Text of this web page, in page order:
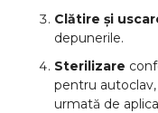
Clătire și
depunerile.
Sterilizare
pentru
urmată de